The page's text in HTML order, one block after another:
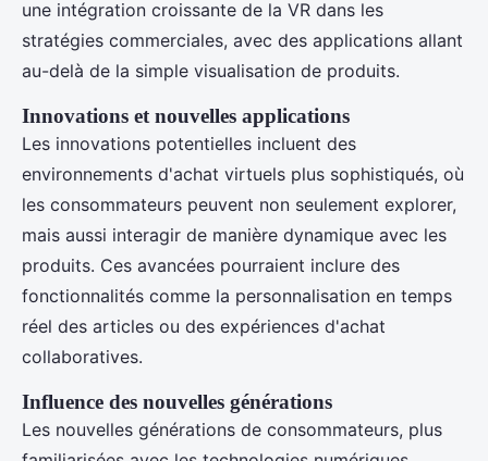
une intégration croissante de la VR dans les
stratégies commerciales, avec des applications allant
au-delà de la simple visualisation de produits.
Innovations et nouvelles applications
Les innovations potentielles incluent des
environnements d'achat virtuels plus sophistiqués, où
les consommateurs peuvent non seulement explorer,
mais aussi interagir de manière dynamique avec les
produits. Ces avancées pourraient inclure des
fonctionnalités comme la personnalisation en temps
réel des articles ou des expériences d'achat
collaboratives.
Influence des nouvelles générations
Les nouvelles générations de consommateurs, plus